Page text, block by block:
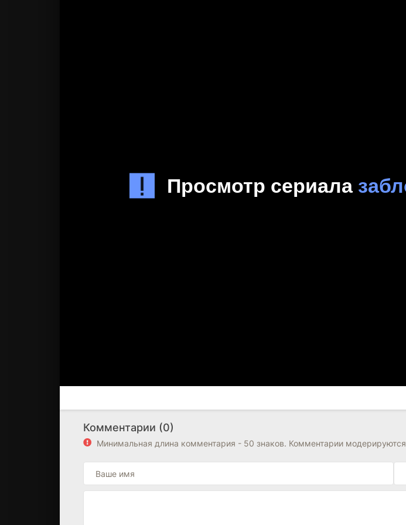
Комментарии (0)
Минимальная длина комментария - 50 знаков. Комментарии модерируются